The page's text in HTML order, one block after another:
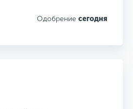
Одобрение сегодня